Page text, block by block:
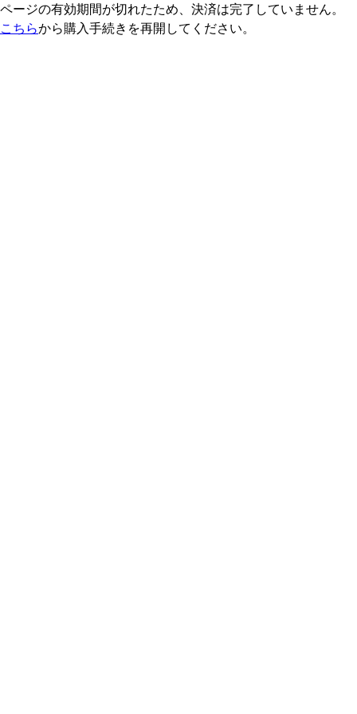
ページの有効期間が切れたため、決済は完了していません。
こちらから購入手続きを再開してください。